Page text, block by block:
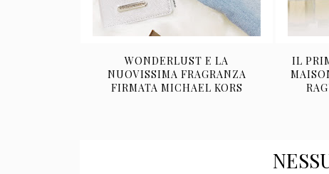
WONDERLUST E LA
NUOVISSIMA FRAGRANZA
FIRMATA MICHAEL KORS
IL